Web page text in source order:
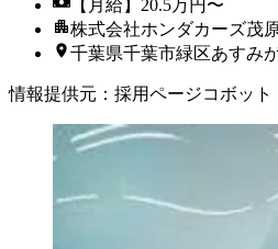
【月給】20.5万円〜
株式会社ホンダカーズ茂
千葉県千葉市緑区あすみ
情報提供元 ： 採用ページコボット